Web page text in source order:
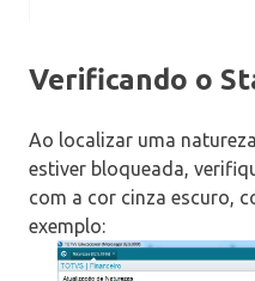
Verificando o
Ao localizar uma
estiver bloqueada,
com a cor cinza escuro,
exemplo: